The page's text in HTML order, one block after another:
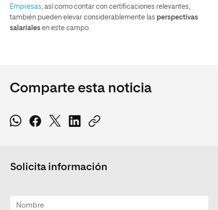
Empresas , así como contar con certificaciones relevantes,
también pueden elevar considerablemente las perspectivas
salariales en este campo.
Comparte esta noticia
Solicita información